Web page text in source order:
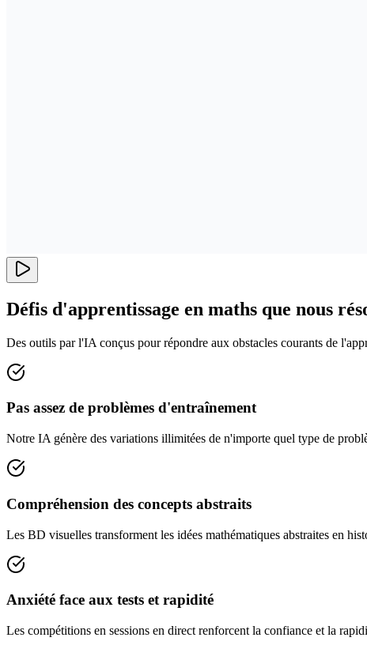
Défis d'apprentissage en maths que nous
Des outils par l'IA conçus pour répondre aux obstacles courants de
Pas assez de problèmes d'entraînement
Notre IA génère des variations illimitées de n'importe quel type de
Compréhension des concepts abstraits
Les BD visuelles transforment les idées mathématiques abstraites en
Anxiété face aux tests et rapidité
Les compétitions en sessions en direct renforcent la confiance et la